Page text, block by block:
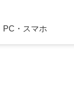
PC・スマホ